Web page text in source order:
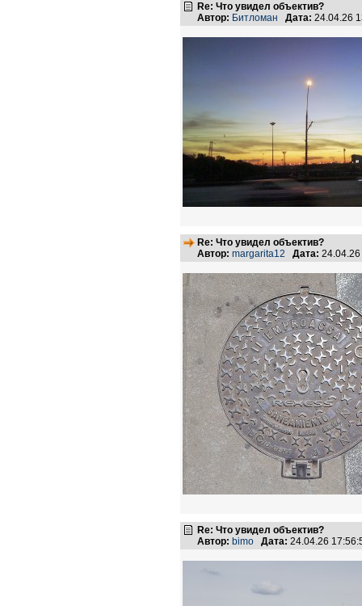
Re: Что увидел объектив?
Автор: Битломан Дата: 24.04.26
Re: Что увидел объектив?
Автор: margarita12 Дата:
Re: Что увидел объектив?
Автор: bimo Дата: 24.04.26